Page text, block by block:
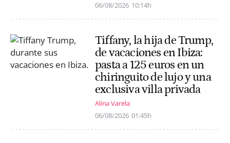
06/08/2026 10:14h
Tiffany, la hija de Trump,
de vacaciones en Ibiza:
pasta a 125 euros en un
chiringuito de lujo y una
exclusiva villa privada
Alina Varela
06/08/2026 01:45h